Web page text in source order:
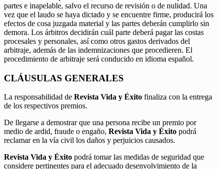
partes e inapelable, salvo el recurso de revisión o de nulidad. Una
vez que el laudo se haya dictado y se encuentre firme, producirá los
efectos de cosa juzgada material y las partes deberán cumplirlo sin
demora. Los árbitros decidirán cuál parte deberá pagar las costas
procesales y personales, así como otros gastos derivados del
arbitraje, además de las indemnizaciones que procedieren. El
procedimiento de arbitraje será conducido en idioma español.
CLÁUSULAS GENERALES
La responsabilidad de Revista Vida y Éxito finaliza con la entrega
de los respectivos premios.
De llegarse a demostrar que una persona recibe un premio por
medio de ardid, fraude o engaño, Revista Vida y Éxito podrá
reclamar en la vía civil los daños y perjuicios causados.
Revista Vida y Éxito podrá tomar las medidas de seguridad que
considere pertinentes para el adecuado desenvolvimiento de la